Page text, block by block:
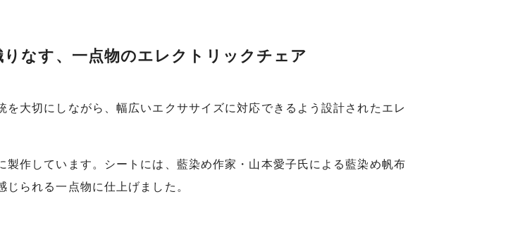
なす、一点物のエレクトリックチェア
大切にしながら、幅広いエクササイズに対応できるよう設計されたエレ
作しています。シートには、藍染め作家・山本愛子氏による藍染め帆布
られる一点物に仕上げました。